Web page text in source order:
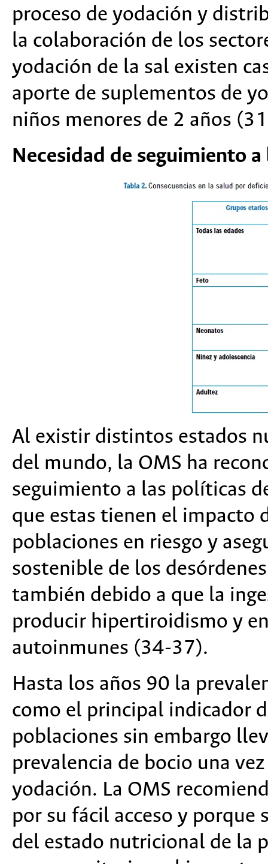
proceso de yodación y
la colaboración de los
yodación de la sal existen
aporte de suplementos de
niños menores de 2 años
Necesidad de seguimiento
Al existir distintos estados
del mundo, la OMS ha
seguimiento a las políticas
que estas tienen el impacto
poblaciones en riesgo y
sostenible de los
también debido a que la
producir hipertiroidismo y
autoinmunes (34-37).
Hasta los años 90 la
como el principal indicador
poblaciones sin embargo
prevalencia de bocio una
yodación. La OMS
por su fácil acceso y porque
del estado nutricional de la